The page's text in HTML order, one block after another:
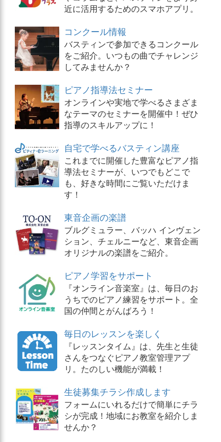
近に活用するためのスマホアプリ。
コンクール情報
バスティンで参加できるコンクール
をご紹介。いつもの曲でチャレンジ
してみませんか？
ピアノ指導法セミナー
オンラインや実地で学べるさまざま
なテーマのセミナーを開催中！ぜひ
指導のスキルアップに！
自宅で学べるバスティン講座
これまでに開催した豊富なピアノ指
導法セミナーが、いつでもどこで
も、好きな時間にご覧いただけま
す！
東音企画の楽譜
ブルグミュラー、バッハ インヴェン
ション、チェルニーなど、東音企画
オリジナルの楽譜をご紹介。
ピアノ学習をサポート
『オンライン音楽室』は、毎日のお
うちでのピアノ練習をサポート。全
国の仲間とがんばろう！
毎日のレッスンを楽しく
『レッスンタイム』は、先生と生徒
さんをつなぐピアノ教室管理アプ
リ。たのしい機能が満載！
生徒募集チラシ作成します
フォームにいれるだけで簡単にチラ
シが完成！地域にお教室を紹介しま
せんか？